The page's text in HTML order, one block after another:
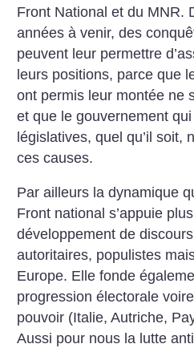
Front National et du MNR.
années à venir, des
peuvent leur permettre
leurs positions, parce que
ont permis leur montée ne
et que le gouvernement
législatives, quel qu’il soit,
ces causes.
Par ailleurs la dynamique
Front national s’appuie
développement de
autoritaires, populistes
Europe. Elle fonde
progression électorale
pouvoir (Italie, Autriche,
Aussi pour nous la lutte